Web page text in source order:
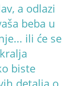
a odlazi
beba u
ili će se
biste